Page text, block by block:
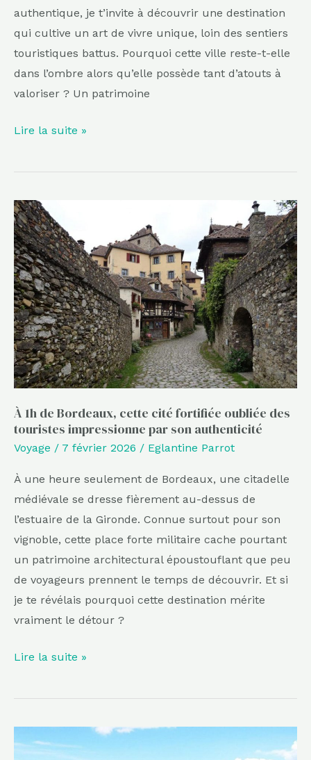
authentique, je t’invite à découvrir une destination
qui cultive un art de vivre unique, loin des sentiers
touristiques battus. Pourquoi cette ville reste-t-elle
dans l’ombre alors qu’elle possède tant d’atouts à
valoriser ? Un patrimoine
Lire la suite »
À 1h de Bordeaux, cette cité fortifiée oubliée des
touristes impressionne par son authenticité
Voyage / 7 février 2026 / Eglantine Parrot
À une heure seulement de Bordeaux, une citadelle
médiévale se dresse fièrement au-dessus de
l’estuaire de la Gironde. Connue surtout pour son
vignoble, cette place forte militaire cache pourtant
un patrimoine architectural époustouflant que peu
de voyageurs prennent le temps de découvrir. Et si
je te révélais pourquoi cette destination mérite
vraiment le détour ?
À
1h
de
Bordeaux,
cette
cité
fortifiée
oubliée
des
touristes
impressionne
par
son
authenticité
Lire la suite »